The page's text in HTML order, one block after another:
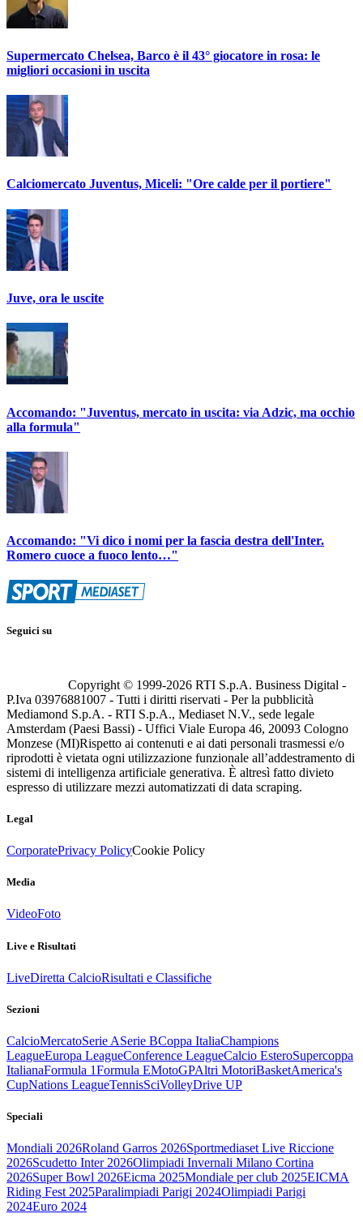
Supermercato Chelsea, Barco è il 43° giocatore in rosa: le
migliori occasioni in uscita
Calciomercato Juventus, Miceli: "Ore calde per il portiere"
Juve, ora le uscite
Accomando: "Juventus, mercato in uscita: via Adzic, ma occhio
alla formula"
Accomando: "Vi dico i nomi per la fascia destra dell'Inter.
Romero cuoce a fuoco lento…"
Seguici su
Copyright © 1999-2026 RTI S.p.A. Business Digital -
P.Iva 03976881007 - Tutti i diritti riservati - Per la pubblicità
Mediamond S.p.A. - RTI S.p.A., Mediaset N.V., sede legale
Amsterdam (Paesi Bassi) - Uffici Viale Europa 46, 20093 Cologno
Monzese (MI)Rispetto ai contenuti e ai dati personali trasmessi e/o
riprodotti è vietata ogni utilizzazione funzionale all’addestramento di
sistemi di intelligenza artificiale generativa. È altresì fatto divieto
espresso di utilizzare mezzi automatizzati di data scraping.
Legal
CorporatePrivacy PolicyCookie Policy
Media
VideoFoto
Live e Risultati
LiveDiretta CalcioRisultati e Classifiche
Sezioni
CalcioMercatoSerie ASerie BCoppa ItaliaChampions
LeagueEuropa LeagueConference LeagueCalcio EsteroSupercoppa
ItalianaFormula 1Formula EMotoGPAltri MotoriBasketAmerica's
CupNations LeagueTennisSciVolleyDrive UP
Speciali
Mondiali 2026Roland Garros 2026Sportmediaset Live Riccione
2026Scudetto Inter 2026Olimpiadi Invernali Milano Cortina
2026Super Bowl 2026Eicma 2025Mondiale per club 2025EICMA
Riding Fest 2025Paralimpiadi Parigi 2024Olimpiadi Parigi
2024Euro 2024